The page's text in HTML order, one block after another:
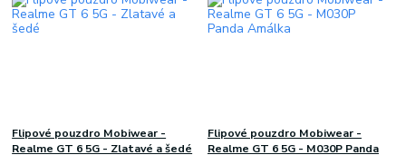
Flipové pouzdro Mobiwear -
Realme GT 6 5G - Zlatavé a šedé
Flipové pouzdro Mobiwear -
Realme GT 6 5G - M030P Panda